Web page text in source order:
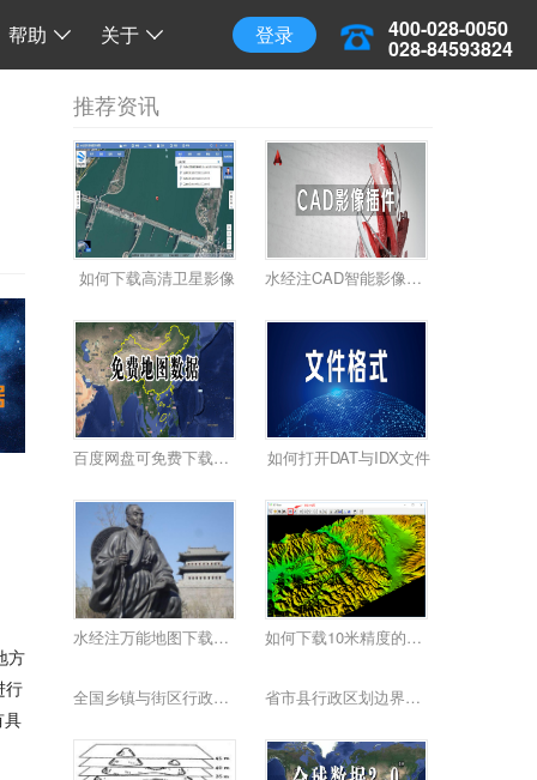
登录 400-028-0050
028-84593824
帮助 关于
三维地球
三维离线地球 开源 API 调用
推荐资讯
如何下载高清卫星影像 水经注CAD智能影像加载插件使用教程
百度网盘可免费下载全国34省高清卫星影像啦！ 如何打开DAT与IDX文件
水经注万能地图下载器功能简介 如何下载10米精度的地球高程数据
全国乡镇与街区行政边界下载 省市县行政区划边界下载
方
行
具